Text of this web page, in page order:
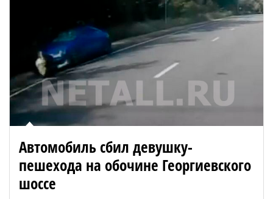
Автомобиль сбил девушку-
пешехода на обочине Георгиевского
шоссе